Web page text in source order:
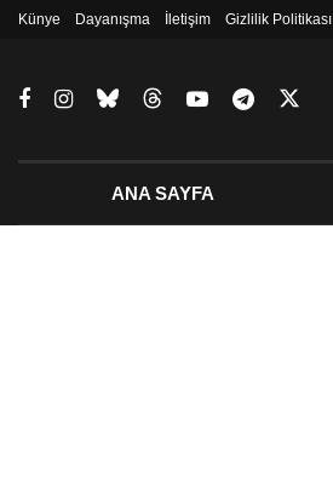
Künye Dayanışma İletişim Gizlilik Politikası
ANA SAYFA